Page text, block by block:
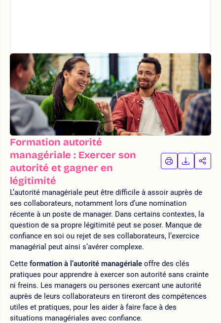
Formation autorité
managériale : Exercer son
autorité et gagner en
légitimité
IMPRIMER
LA
LA
L’autorité managériale peut être difficile à assoir auprès de
ses collaborateurs, notamment lors d’une nomination
récente à un poste de manager. Dans certains contextes, la
question de sa propre légitimité peut se poser. Manque de
confiance en soi ou rejet de ses collaborateurs, l’exercice
managérial peut ainsi s’avérer complexe.
Cette formation à l’autorité managériale offre des clés
pratiques pour apprendre à exercer son autorité sans crainte
ni freins. Les managers ou persones exercant une autorité
auprès de leurs collaborateurs en tireront des compétences
utiles et pratiques, pour les aider à faire face à des
situations managériales avec confiance.